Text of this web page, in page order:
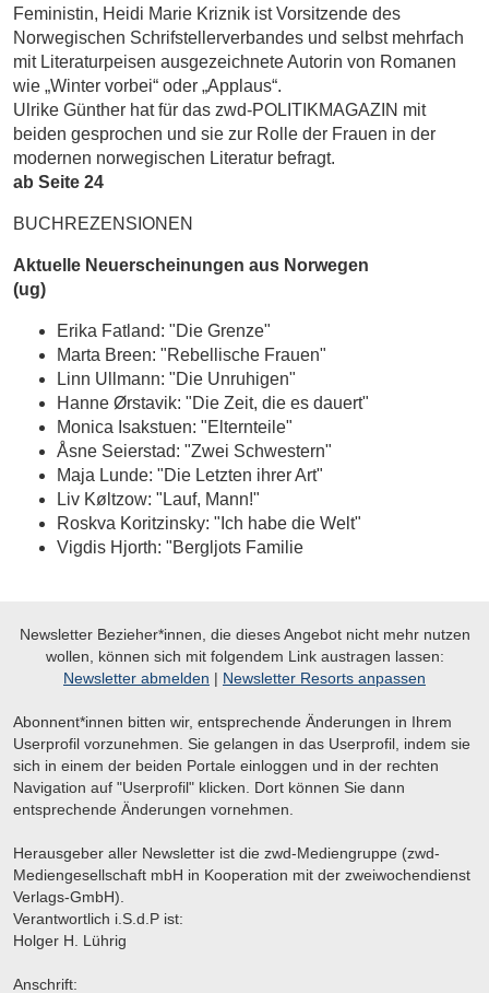
Feministin, Heidi Marie Kriznik ist Vorsitzende des
Norwegischen Schrifstellerverbandes und selbst mehrfach
mit Literaturpeisen ausgezeichnete Autorin von Romanen
wie „Winter vorbei“ oder „Applaus“.
Ulrike Günther hat für das zwd-POLITIKMAGAZIN mit
beiden gesprochen und sie zur Rolle der Frauen in der
modernen norwegischen Literatur befragt.
ab Seite 24
BUCHREZENSIONEN
Aktuelle Neuerscheinungen aus Norwegen
(ug)
Erika Fatland: "Die Grenze"
Marta Breen: "Rebellische Frauen"
Linn Ullmann: "Die Unruhigen"
Hanne Ørstavik: "Die Zeit, die es dauert"
Monica Isakstuen: "Elternteile"
Åsne Seierstad: "Zwei Schwestern"
Maja Lunde: "Die Letzten ihrer Art"
Liv Køltzow: "Lauf, Mann!"
Roskva Koritzinsky: "Ich habe die Welt"
Vigdis Hjorth: "Bergljots Familie
Newsletter Bezieher*innen, die dieses Angebot nicht mehr nutzen
wollen, können sich mit folgendem Link austragen lassen:
Newsletter abmelden | Newsletter Resorts anpassen
Abonnent*innen bitten wir, entsprechende Änderungen in Ihrem
Userprofil vorzunehmen. Sie gelangen in das Userprofil, indem sie
sich in einem der beiden Portale einloggen und in der rechten
Navigation auf "Userprofil" klicken. Dort können Sie dann
entsprechende Änderungen vornehmen.
Herausgeber aller Newsletter ist die zwd-Mediengruppe (zwd-
Mediengesellschaft mbH in Kooperation mit der zweiwochendienst
Verlags-GmbH).
Verantwortlich i.S.d.P ist:
Holger H. Lührig
Anschrift: